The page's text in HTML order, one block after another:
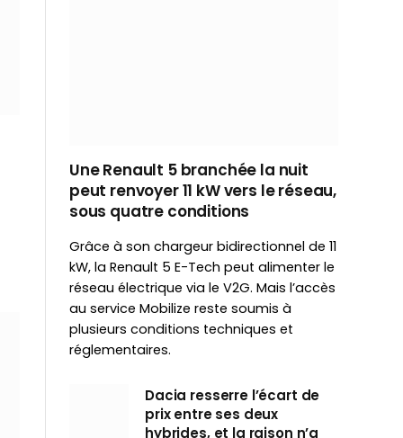
Une Renault 5 branchée la nuit
peut renvoyer 11 kW vers le réseau,
sous quatre conditions
Grâce à son chargeur bidirectionnel de 11
kW, la Renault 5 E-Tech peut alimenter le
réseau électrique via le V2G. Mais l’accès
au service Mobilize reste soumis à
plusieurs conditions techniques et
réglementaires.
Dacia resserre l’écart de
prix entre ses deux
hybrides, et la raison n’a